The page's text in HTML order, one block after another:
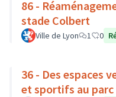
86 -
stade Colbert
Ville de Lyon 1 0
36 - Des espaces
et sportifs au